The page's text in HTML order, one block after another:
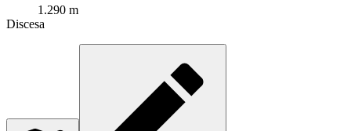
1.290 m
Discesa